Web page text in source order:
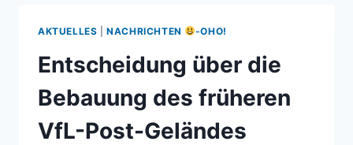
AKTUELLES |NACHRICHTEN -OHO!
Entscheidung über die
Bebauung des früheren
VfL-Post-Geländes